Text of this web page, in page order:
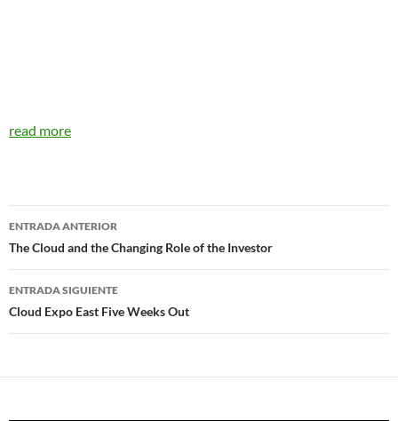
read more
Navegador
de
entradas
ENTRADA ANTERIOR
The Cloud and the Changing Role of the Investor
ENTRADA SIGUIENTE
Cloud Expo East Five Weeks Out